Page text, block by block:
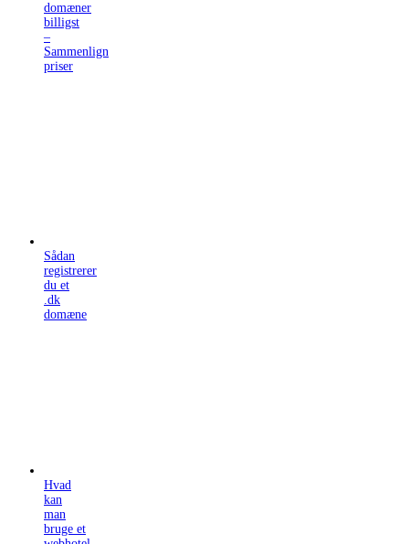
domæner
billigst
–
Sammenlign
priser
Sådan
registrerer
du et
.dk
domæne
Hvad
kan
man
bruge et